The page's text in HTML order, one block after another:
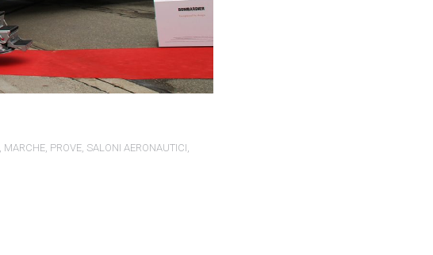
MARCHE PROVE SALONI AERONAUTICI